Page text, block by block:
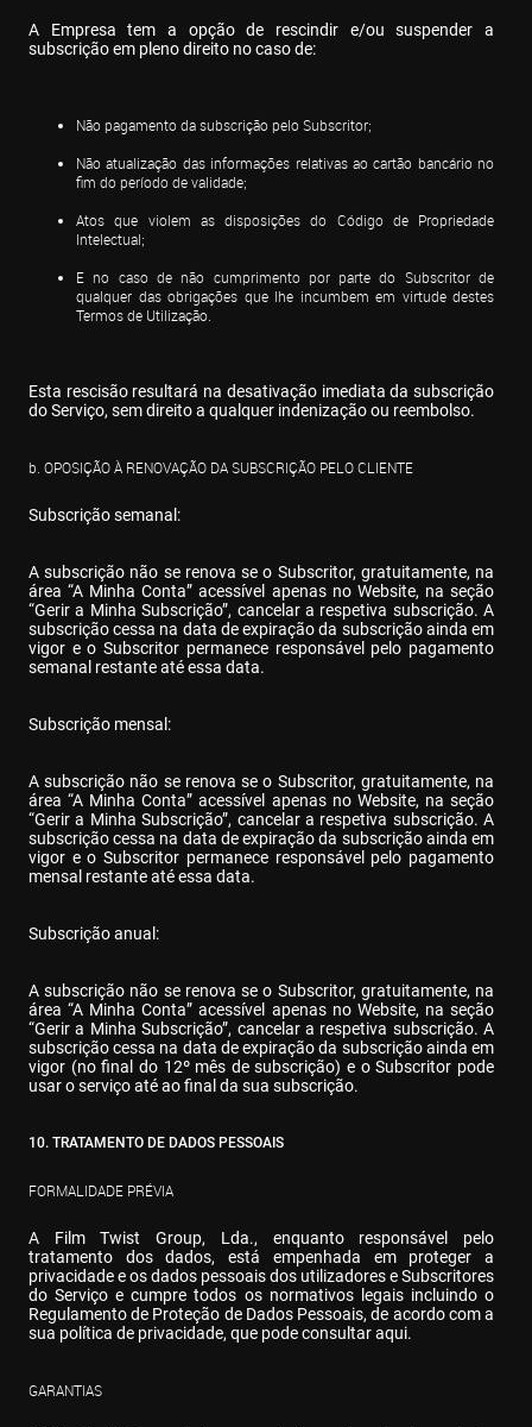
A Empresa tem a opção de rescindir e/ou suspender a
subscrição em pleno direito no caso de:
Não pagamento da subscrição pelo Subscritor;
Não atualização das informações relativas ao cartão bancário no
fim do período de validade;
Atos que violem as disposições do Código de Propriedade
Intelectual;
E no caso de não cumprimento por parte do Subscritor de
qualquer das obrigações que lhe incumbem em virtude destes
Termos de Utilização.
Esta rescisão resultará na desativação imediata da subscrição
do Serviço, sem direito a qualquer indenização ou reembolso.
b. OPOSIÇÃO À RENOVAÇÃO DA SUBSCRIÇÃO PELO CLIENTE
Subscrição semanal:
A subscrição não se renova se o Subscritor, gratuitamente, na
área “A Minha Conta” acessível apenas no Website, na seção
“Gerir a Minha Subscrição”, cancelar a respetiva subscrição. A
subscrição cessa na data de expiração da subscrição ainda em
vigor e o Subscritor permanece responsável pelo pagamento
semanal restante até essa data.
Subscrição mensal:
A subscrição não se renova se o Subscritor, gratuitamente, na
área “A Minha Conta” acessível apenas no Website, na seção
“Gerir a Minha Subscrição”, cancelar a respetiva subscrição. A
subscrição cessa na data de expiração da subscrição ainda em
vigor e o Subscritor permanece responsável pelo pagamento
mensal restante até essa data.
Subscrição anual:
A subscrição não se renova se o Subscritor, gratuitamente, na
área “A Minha Conta” acessível apenas no Website, na seção
“Gerir a Minha Subscrição”, cancelar a respetiva subscrição. A
subscrição cessa na data de expiração da subscrição ainda em
vigor (no final do 12º mês de subscrição) e o Subscritor pode
usar o serviço até ao final da sua subscrição.
10. TRATAMENTO DE DADOS PESSOAIS
FORMALIDADE PRÉVIA
A Film Twist Group, Lda., enquanto responsável pelo
tratamento dos dados, está empenhada em proteger a
privacidade e os dados pessoais dos utilizadores e Subscritores
do Serviço e cumpre todos os normativos legais incluindo o
Regulamento de Proteção de Dados Pessoais, de acordo com a
sua política de privacidade, que pode consultar aqui.
GARANTIAS